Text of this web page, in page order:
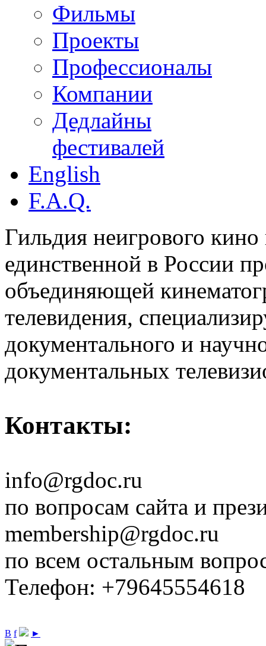
Фильмы
Проекты
Профессионалы
Компании
Дедлайны
фестивалей
English
F.A.Q.
Гильдия неигрового кино
единственной в России
объединяющей
телевидения,
документального и
документальных
Контакты:
info@rgdoc.ru
по вопросам сайта и
membership@rgdoc.ru
по всем остальным
Телефон: +79645554618
В f ►